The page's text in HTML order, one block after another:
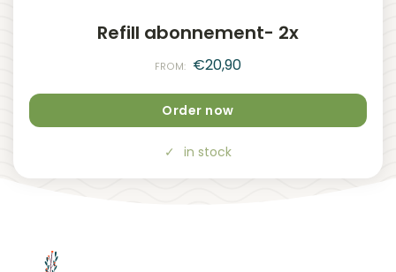
Refill abonnement- 2x
FROM: €20,90
Order now
in stock